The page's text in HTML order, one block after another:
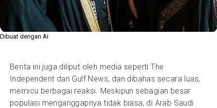
Dibuat dengan AI
Berita ini juga diliput oleh media seperti The
Independent dan Gulf News, dan dibahas secara luas,
memicu berbagai reaksi. Meskipun sebagian besar
populasi menganggapnya tidak biasa, di Arab Saudi